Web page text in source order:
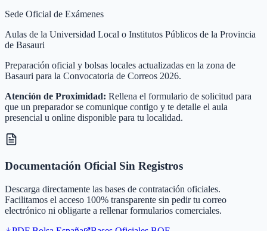
Sede Oficial de Exámenes
Aulas de la Universidad Local o Institutos Públicos de la Provincia
de Basauri
Preparación oficial y bolsas locales actualizadas en la zona de
Basauri para la Convocatoria de Correos 2026.
Atención de Proximidad: Rellena el formulario de solicitud para
que un preparador se comunique contigo y te detalle el aula
presencial u online disponible para tu localidad.
Documentación Oficial Sin Registros
Descarga directamente las bases de contratación oficiales.
Facilitamos el acceso 100% transparente sin pedir tu correo
electrónico ni obligarte a rellenar formularios comerciales.